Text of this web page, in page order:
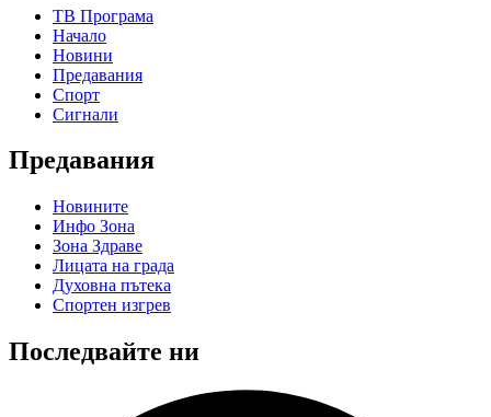
ТВ Програма
Начало
Новини
Предавания
Спорт
Сигнали
Предавания
Новините
Инфо Зона
Зона Здраве
Лицата на града
Духовна пътека
Спортен изгрев
Последвайте ни